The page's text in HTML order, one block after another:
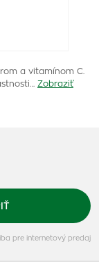
a vitamínom C.
Zobraziť
pre internetový predaj